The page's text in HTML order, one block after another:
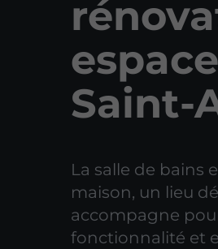
Saint-
La salle de bains
maison, un lieu
accompagne
fonctionnalité et